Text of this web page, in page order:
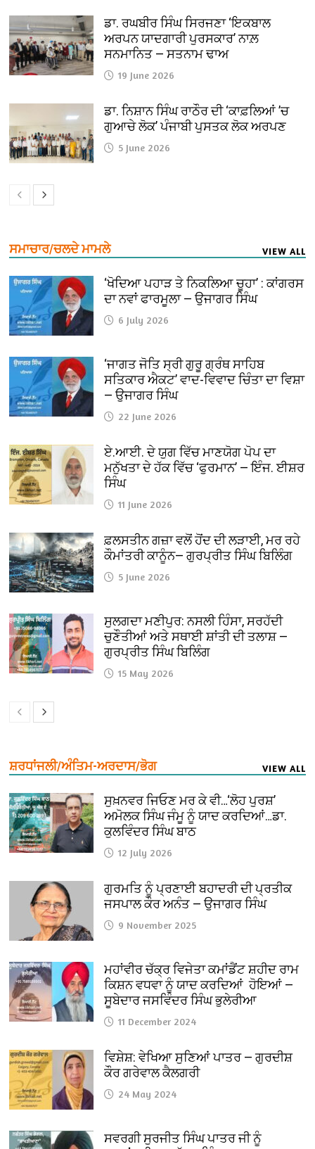
ਡਾ. ਰਘਬੀਰ ਸਿੰਘ ਸਿਰਜਣਾ ‘ਇਕਬਾਲ
ਅਰਪਨ ਯਾਦਗਾਰੀ ਪੁਰਸਕਾਰ’ ਨਾਲ਼
ਸਨਮਾਨਿਤ — ਸਤਨਾਮ ਢਾਅ
19 June 2026
ਡਾ. ਨਿਸ਼ਾਨ ਸਿੰਘ ਰਾਠੌਰ ਦੀ ‘ਕਾਫ਼ਲਿਆਂ ’ਚ
ਗੁਆਚੇ ਲੋਕ’ ਪੰਜਾਬੀ ਪੁਸਤਕ ਲੋਕ ਅਰਪਣ
5 June 2026
ਸਮਾਚਾਰ/ਚਲਦੇ ਮਾਮਲੇ VIEW ALL
‘ਖੋਦਿਆ ਪਹਾੜ ਤੇ ਨਿਕਲਿਆ ਚੂਹਾ’ : ਕਾਂਗਰਸ
ਦਾ ਨਵਾਂ ਫਾਰਮੂਲਾ — ਉਜਾਗਰ ਸਿੰਘ
6 July 2026
‘ਜਾਗਤ ਜੋਤਿ ਸ੍ਰੀ ਗੁਰੂ ਗ੍ਰੰਥ ਸਾਹਿਬ
ਸਤਿਕਾਰ ਐਕਟ’ ਵਾਦ-ਵਿਵਾਦ ਚਿੰਤਾ ਦਾ ਵਿਸ਼ਾ
— ਉਜਾਗਰ ਸਿੰਘ
22 June 2026
ਏ.ਆਈ. ਦੇ ਯੁਗ ਵਿੱਚ ਮਾਣਯੋਗ ਪੋਪ ਦਾ
ਮਨੁੱਖਤਾ ਦੇ ਹੱਕ ਵਿੱਚ ‘ਫੁਰਮਾਨ’ — ਇੰਜ. ਈਸ਼ਰ
ਸਿੰਘ
11 June 2026
ਫ਼ਲਸਤੀਨ ਗਜ਼ਾ ਵਲੋਂ ਹੋਂਦ ਦੀ ਲੜਾਈ, ਮਰ ਰਹੇ
ਕੌਮਾਂਤਰੀ ਕਾਨੂੰਨ— ਗੁਰਪ੍ਰੀਤ ਸਿੰਘ ਬਿਲਿੰਗ
5 June 2026
ਸੁਲਗਦਾ ਮਣੀਪੁਰ: ਨਸਲੀ ਹਿੰਸਾ, ਸਰਹੱਦੀ
ਚੁਣੌਤੀਆਂ ਅਤੇ ਸਥਾਈ ਸ਼ਾਂਤੀ ਦੀ ਤਲਾਸ਼ —
ਗੁਰਪ੍ਰੀਤ ਸਿੰਘ ਬਿਲਿੰਗ
15 May 2026
ਸ਼ਰਧਾਂਜਲੀ/ਅੰਤਿਮ-ਅਰਦਾਸ/ਭੋਗ VIEW ALL
ਸੁਖ਼ਨਵਰ ਜਿਓਣ ਮਰ ਕੇ ਵੀ…‘ਲੋਹ ਪੁਰਸ਼’
ਅਮੋਲਕ ਸਿੰਘ ਜੰਮੂ ਨੂੰ ਯਾਦ ਕਰਦਿਆਂ…ਡਾ.
ਕੁਲਵਿੰਦਰ ਸਿੰਘ ਬਾਠ
12 July 2026
ਗੁਰਮਤਿ ਨੂੰ ਪ੍ਰਣਾਈ ਬਹਾਦਰੀ ਦੀ ਪ੍ਰਤੀਕ
ਜਸਪਾਲ ਕੌਰ ਅਨੰਤ — ਉਜਾਗਰ ਸਿੰਘ
9 November 2025
ਮਹਾਂਵੀਰ ਚੱਕ੍ਰ ਵਿਜੇਤਾ ਕਮਾਂਡੈਂਟ ਸ਼ਹੀਦ ਰਾਮ
ਕਿਸ਼ਨ ਵਧਵਾ ਨੂੰ ਯਾਦ ਕਰਦਿਆਂ ਹੋਇਆਂ —
ਸੂਬੇਦਾਰ ਜਸਵਿੰਦਰ ਸਿੰਘ ਭੁਲੇਰੀਆ
11 December 2024
ਵਿਸ਼ੇਸ਼: ਵੇਖਿਆ ਸੁਣਿਆਂ ਪਾਤਰ — ਗੁਰਦੀਸ਼
ਕੌਰ ਗਰੇਵਾਲ ਕੈਲਗਰੀ
24 May 2024
ਸਵਰਗੀ ਸੁਰਜੀਤ ਸਿੰਘ ਪਾਤਰ ਜੀ ਨੂੰ